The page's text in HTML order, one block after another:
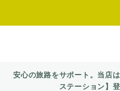
安心の旅路をサポート。当店
ステーション】